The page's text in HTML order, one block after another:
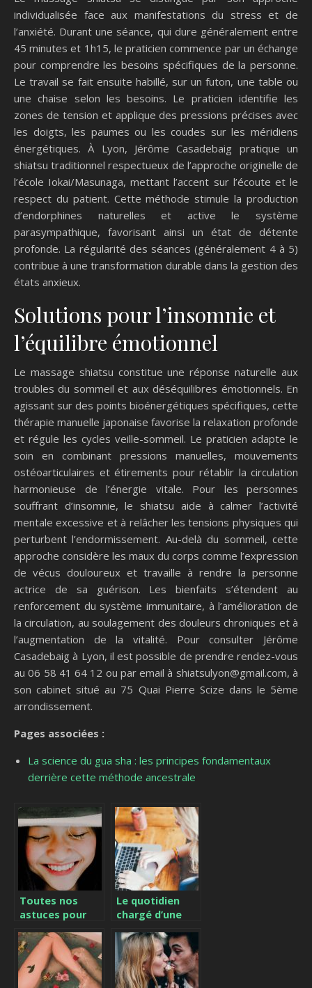
individualisée face aux manifestations du stress et de
l’anxiété. Durant une séance, qui dure généralement entre
45 minutes et 1h15, le praticien commence par un échange
pour comprendre les besoins spécifiques de la personne.
Le travail se fait ensuite habillé, sur un futon, une table ou
une chaise selon les besoins. Le praticien identifie les
zones de tension et applique des pressions précises avec
les doigts, les paumes ou les coudes sur les méridiens
énergétiques. À Lyon, Jérôme Casadebaig pratique un
shiatsu traditionnel respectueux de l’approche originelle de
l’école Iokai/Masunaga, mettant l’accent sur l’écoute et le
respect du patient. Cette méthode stimule la production
d’endorphines naturelles et active le système
parasympathique, favorisant ainsi un état de détente
profonde. La régularité des séances (généralement 4 à 5)
contribue à une transformation durable dans la gestion des
états anxieux.
Solutions pour l’insomnie et
l’équilibre émotionnel
Le massage shiatsu constitue une réponse naturelle aux
troubles du sommeil et aux déséquilibres émotionnels. En
agissant sur des points bioénergétiques spécifiques, cette
thérapie manuelle japonaise favorise la relaxation profonde
et régule les cycles veille-sommeil. Le praticien adapte le
soin en combinant pressions manuelles, mouvements
ostéoarticulaires et étirements pour rétablir la circulation
harmonieuse de l’énergie vitale. Pour les personnes
souffrant d’insomnie, le shiatsu aide à calmer l’activité
mentale excessive et à relâcher les tensions physiques qui
perturbent l’endormissement. Au-delà du sommeil, cette
approche considère les maux du corps comme l’expression
de vécus douloureux et travaille à rendre la personne
actrice de sa guérison. Les bienfaits s’étendent au
renforcement du système immunitaire, à l’amélioration de
la circulation, au soulagement des douleurs chroniques et à
l’augmentation de la vitalité. Pour consulter Jérôme
Casadebaig à Lyon, il est possible de prendre rendez-vous
au 06 58 41 64 12 ou par email à shiatsulyon@gmail.com, à
son cabinet situé au 75 Quai Pierre Scize dans le 5ème
arrondissement.
Pages associées :
La science du gua sha : les principes fondamentaux
derrière cette méthode ancestrale
Toutes nos
astuces pour
pleines dents
Le quotidien
chargé d’une
comment se
sortir de la
spirale ?